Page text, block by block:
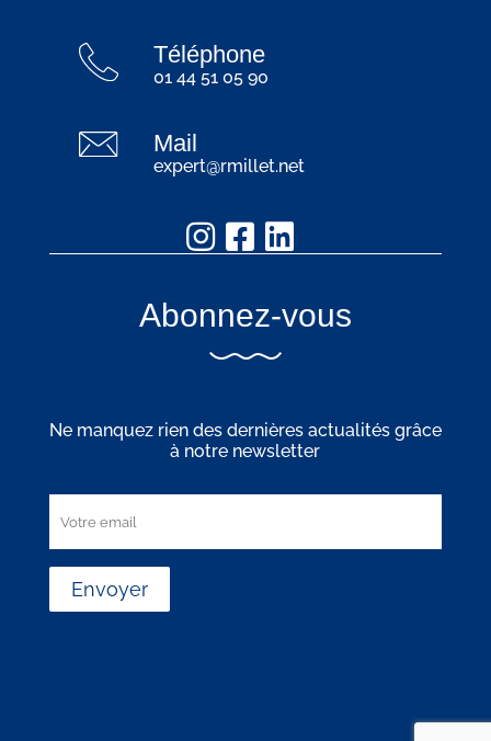
Téléphone
01 44 51 05 90
Mail
expert@rmillet.net
Abonnez-vous
Ne manquez rien des dernières actualités grâce
à notre newsletter